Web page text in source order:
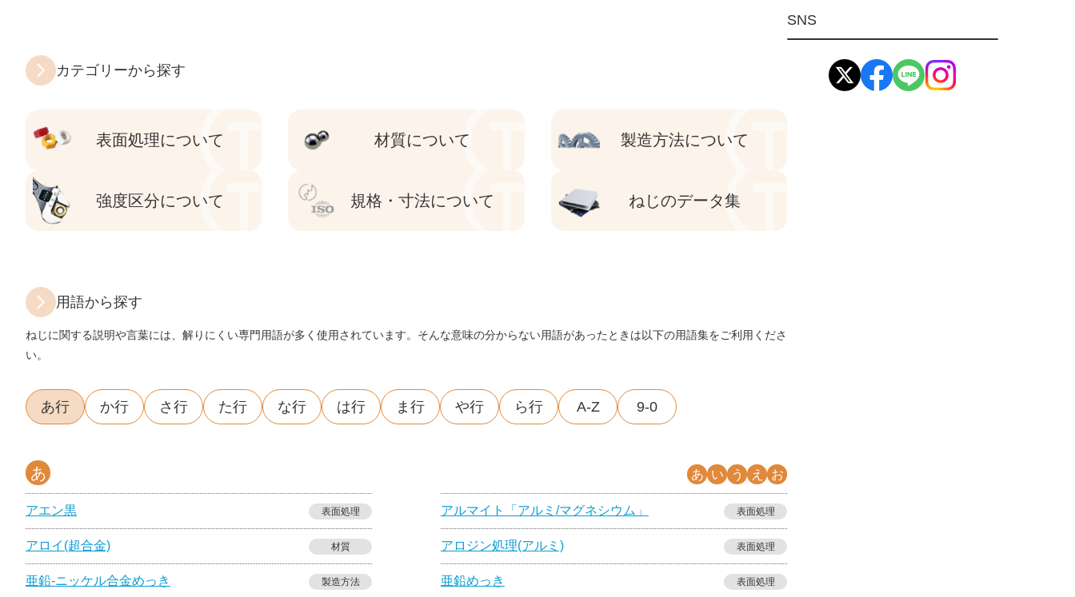
カテゴリーから探す
表面処理について 材質について 製造方法について
強度区分について 規格・寸法について ねじのデータ集
用語から探す
ねじに関する説明や言葉には、解りにくい専門用語が多く使用されています。そんな意味の分からない用語があったときは以下の用語集をご利用くださ
い。
あ行 か行 さ行 た行 な行 は行 ま行 や行 ら行 A-Z 9-0
あ あ い う え お
アエン黒 表面処理 アルマイト「アルミ/マグネシウム」 表面処理
アロイ(超合金) 材質 アロジン処理(アルミ) 表面処理
亜鉛-ニッケル合金めっき 製造方法 亜鉛めっき 表面処理
環境安全用品
工業資材(栃木屋)
SNS